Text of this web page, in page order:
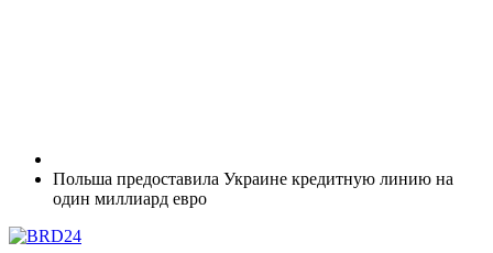
Польша предоставила Украине кредитную линию на
один миллиард евро